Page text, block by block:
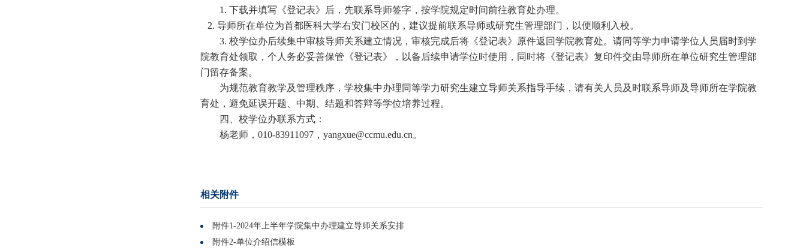
1. 下载并填写《登记表》后，先联系导师签字，按学院规定时间前往教育处办理。
2. 导师所在单位为首都医科大学右安门校区的，建议提前联系导师或研究生管理部门，以便顺利入校。
3. 校学位办后续集中审核导师关系建立情况，审核完成后将《登记表》原件返回学院教育处。请同等学力申请学位人员届时到学
院教育处领取，个人务必妥善保管《登记表》，以备后续申请学位时使用，同时将《登记表》复印件交由导师所在单位研究生管理部
门留存备案。
为规范教育教学及管理秩序，学校集中办理同等学力研究生建立导师关系指导手续，请有关人员及时联系导师及导师所在学院教
育处，避免延误开题、中期、结题和答辩等学位培养过程。
四、校学位办联系方式：
杨老师， 010-83911097 ， yangxue@ccmu.edu.cn。
相关附件
附件1-2024年上半年学院集中办理建立导师关系安排
附件2-单位介绍信模板